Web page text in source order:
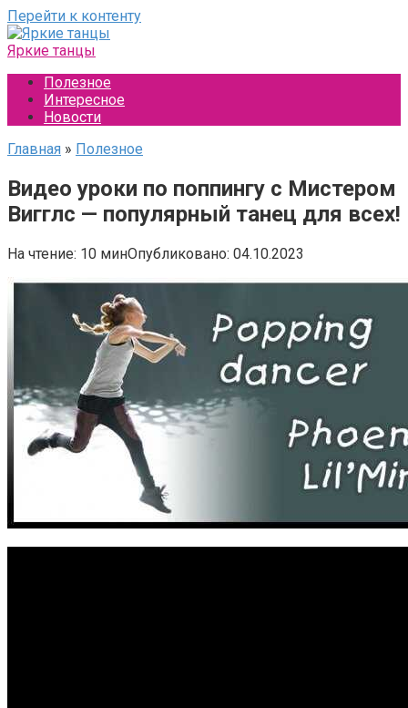
Перейти к контенту
Яркие танцы
Полезное
Интересное
Новости
Главная » Полезное
Видео уроки по поппингу с Мистером
Вигглс — популярный танец для всех!
На чтение: 10 минОпубликовано: 04.10.2023